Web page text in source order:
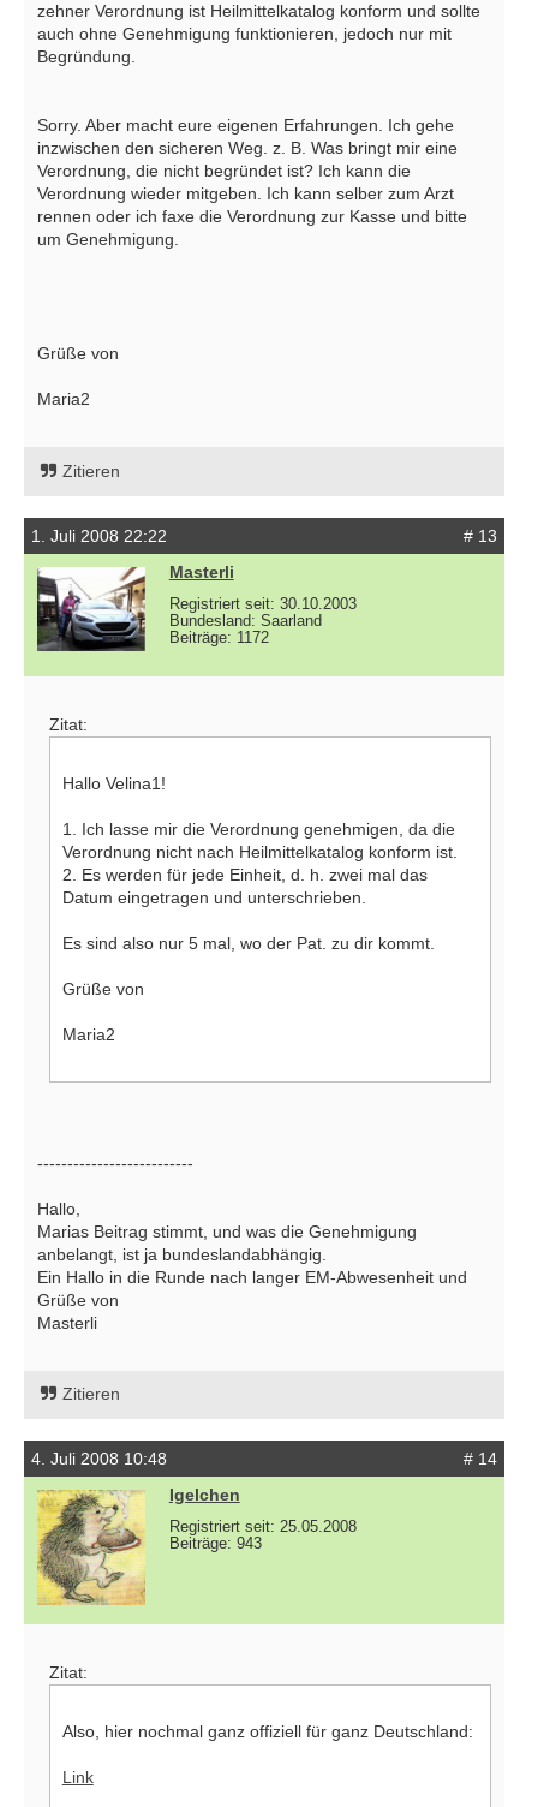
zehner Verordnung ist Heilmittelkatalog konform und sollte
auch ohne Genehmigung funktionieren, jedoch nur mit
Begründung.
Sorry. Aber macht eure eigenen Erfahrungen. Ich gehe
inzwischen den sicheren Weg. z. B. Was bringt mir eine
Verordnung, die nicht begründet ist? Ich kann die
Verordnung wieder mitgeben. Ich kann selber zum Arzt
rennen oder ich faxe die Verordnung zur Kasse und bitte
um Genehmigung.
Grüße von
Maria2
Zitieren
1. Juli 2008 22:22
# 13
Masterli
Registriert seit: 30.10.2003
Bundesland: Saarland
Beiträge: 1172
Zitat:
Hallo Velina1!
1. Ich lasse mir die Verordnung genehmigen, da die
Verordnung nicht nach Heilmittelkatalog konform ist.
2. Es werden für jede Einheit, d. h. zwei mal das
Datum eingetragen und unterschrieben.
Es sind also nur 5 mal, wo der Pat. zu dir kommt.
Grüße von
Maria2
--------------------------
Hallo,
Marias Beitrag stimmt, und was die Genehmigung
anbelangt, ist ja bundeslandabhängig.
Ein Hallo in die Runde nach langer EM-Abwesenheit und
Grüße von
Masterli
Zitieren
4. Juli 2008 10:48
# 14
Igelchen
Registriert seit: 25.05.2008
Beiträge: 943
Zitat:
Also, hier nochmal ganz offiziell für ganz Deutschland:
Link